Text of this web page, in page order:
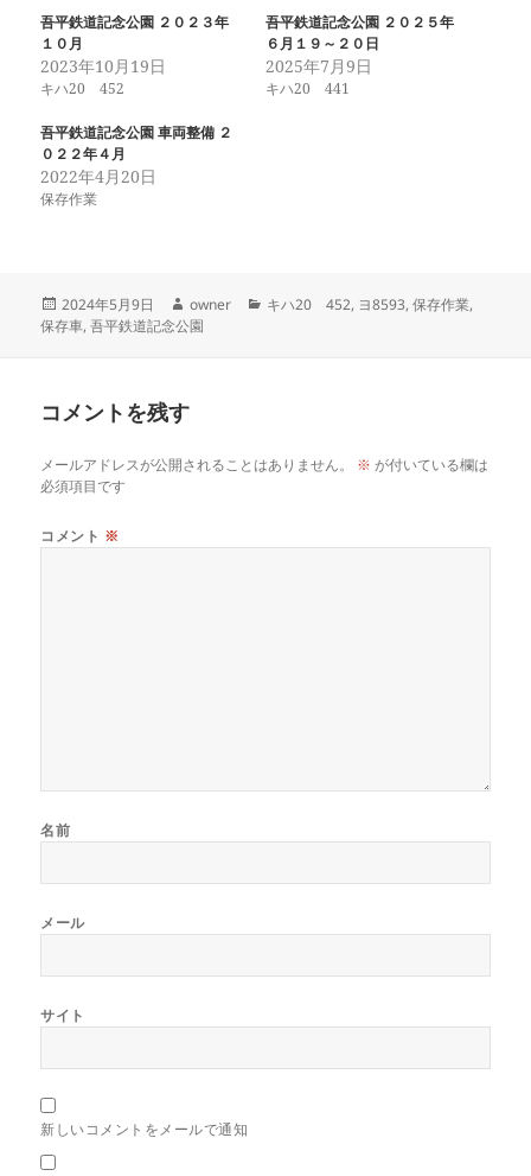
吾平鉄道記念公園 ２０２３年
１０月
2023年10月19日
キハ20 452
吾平鉄道記念公園 ２０２５年
６月１９～２０日
2025年7月9日
キハ20 441
吾平鉄道記念公園 車両整備 ２
０２２年４月
2022年4月20日
保存作業
投
稿
2024年5月9日
作
成
owner
カ
キハ20 452, ヨ8593,保存作業,
保存車,吾平鉄道記念公園
コメントを残す
メールアドレスが公開されることはありません。 ※ が付いている欄は
必須項目です
コメント ※
名前
メール
サイト
新しいコメントをメールで通知